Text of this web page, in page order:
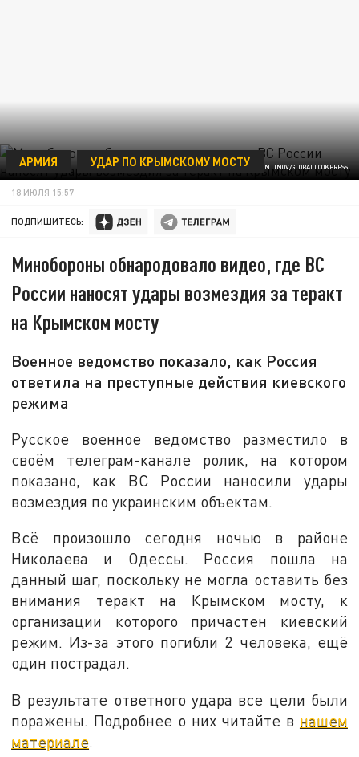
ФОТО: MAKSIM KONSTANTINOV/GLOBALLOOKPRESS
АРМИЯ УДАР ПО КРЫМСКОМУ МОСТУ
18 ИЮЛЯ 15:57
ПОДПИШИТЕСЬ:
Минобороны обнародовало видео, где ВС
России наносят удары возмездия за теракт
на Крымском мосту
Военное ведомство показало, как Россия
ответила на преступные действия киевского
режима
Русское военное ведомство разместило в
своём телеграм-канале ролик, на котором
показано, как ВС России наносили удары
возмездия по украинским объектам.
Всё произошло сегодня ночью в районе
Николаева и Одессы. Россия пошла на
данный шаг, поскольку не могла оставить без
внимания теракт на Крымском мосту, к
организации которого причастен киевский
режим. Из-за этого погибли 2 человека, ещё
один пострадал.
В результате ответного удара все цели были
поражены. Подробнее о них читайте в нашем
материале.